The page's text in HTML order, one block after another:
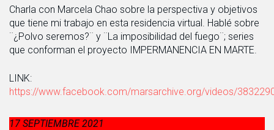
Charla con Marcela Chao sobre la perspectiva y objetivos
que tiene mi trabajo en esta residencia virtual. Hablé sobre
¨¿Polvo seremos?¨ y ¨La imposibilidad del fuego¨; series
que conforman el proyecto IMPERMANENCIA EN MARTE.
LINK:
https://www.facebook.com/marsarchive.org/videos/
17 SEPTIEMBRE 2021